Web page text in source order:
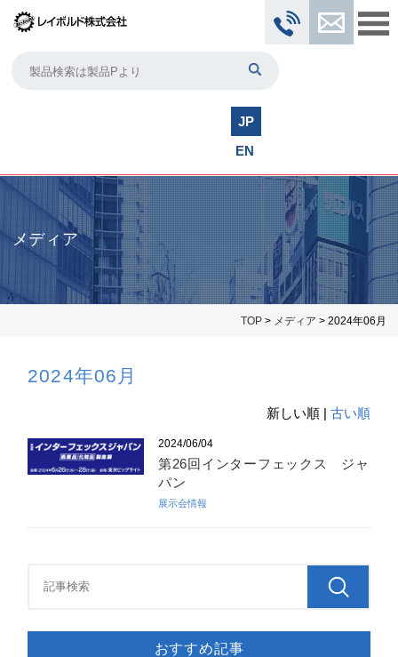
JP
EN
メディア
TOP> メディア > 2024年06月
2024年06月
新しい順 | 古い順
2024/06/04
第26回インターフェックス ジャ
パン
展示会情報
おすすめ記事